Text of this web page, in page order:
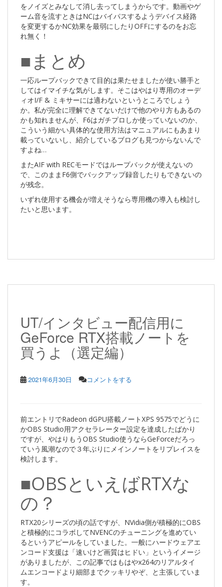
をノイズとみなして消し去ってしまうからです。動画やゲ
ーム音を流すときはNCはバイパスするようデバイス経路
を変更するかNC効果を最弱にしたりOFFにするのをお忘
れ無く！
■まとめ
一応ループバックできて目的は果たせましたが使い勝手と
してはイマイチな気がします。そこはやはり専用のオーデ
ィオI/F & ミキサーには適わないというところでしょう
か。私が完全に理解できてないだけで他のやり方もあるの
かも知れませんが、F6はガチプロしか使っていないのか、
こういう細かい具体的な使用方法はマニュアルにもあまり
載っていないし、紹介しているブログも見つからないんで
すよね…
またAIF with RECモードではループバックが使えないの
で、このままF6側でバックアップ録音したりもできないの
が残念。
いずれ使用する機会が増えそうなら専用機の導入も検討し
たいと思います。
UT/インタビュー配信用に
GeForce RTX搭載ノートを
買うよ（選定編）
2021年6月30日 コメントをする
前エントリでRadeon dGPU搭載ノートXPS 9575でどうに
かOBS Studio用アクセラレーター設定を達成したばかり
ですが、やはりもうOBS Studio使うならGeForceだろっ
ていう風潮なので３年ぶりにメインノートをリプレイスを
検討します。
■OBSといえばRTXな
の？
RTX20シリーズの頃の話ですが、NVidia側が積極的にOBS
と積極的にコラボしてNVENCのチューニングを進めてい
るというアピールをしていました。一般にハードウェアエ
ンコード支援は「速いけど画質はヒドい」というイメージ
がありましたが、この記事ではもはやx264のリアルタイ
ムエンコードより細部までクッキリやぞ、と主張していま
す。